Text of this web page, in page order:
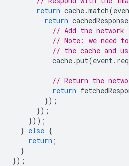
return cache.match(
return cachedResponse
// Add the
// Note: we need
// the cache and
cache.put(event.
// Return the
return
});
});
}));
} else {
return ;
}
});